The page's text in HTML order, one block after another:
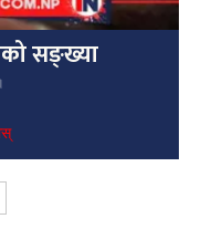
सङ्ख्या